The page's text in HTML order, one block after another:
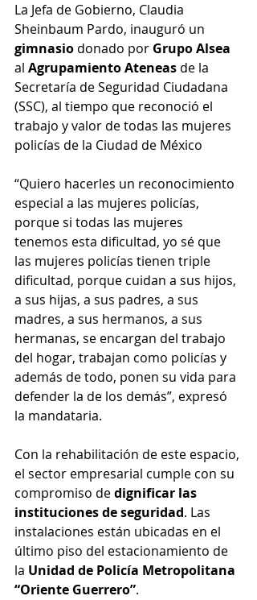
La Jefa de Gobierno, Claudia
Sheinbaum Pardo, inauguró un
gimnasio donado por Grupo Alsea
al Agrupamiento Ateneas de la
Secretaría de Seguridad Ciudadana
(SSC), al tiempo que reconoció el
trabajo y valor de todas las mujeres
policías de la Ciudad de México
“Quiero hacerles un reconocimiento
especial a las mujeres policías,
porque si todas las mujeres
tenemos esta dificultad, yo sé que
las mujeres policías tienen triple
dificultad, porque cuidan a sus hijos,
a sus hijas, a sus padres, a sus
madres, a sus hermanos, a sus
hermanas, se encargan del trabajo
del hogar, trabajan como policías y
además de todo, ponen su vida para
defender la de los demás”, expresó
la mandataria.
Con la rehabilitación de este espacio,
el sector empresarial cumple con su
compromiso de dignificar las
instituciones de seguridad. Las
instalaciones están ubicadas en el
último piso del estacionamiento de
la Unidad de Policía Metropolitana
“Oriente Guerrero”.